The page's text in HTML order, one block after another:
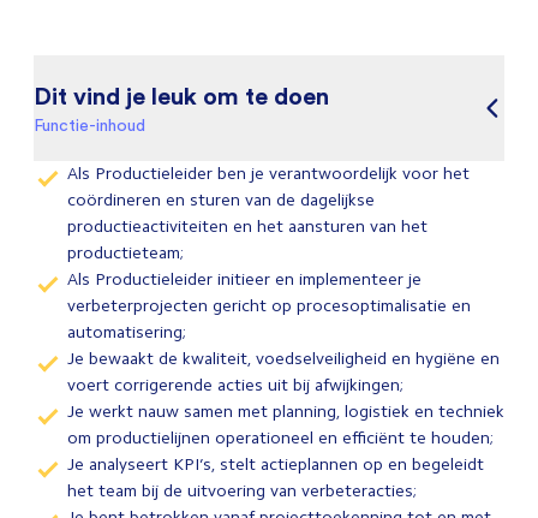
Dit vind je leuk om te doen
Functie-inhoud
Als Productieleider ben je verantwoordelijk voor het
coördineren en sturen van de dagelijkse
productieactiviteiten en het aansturen van het
productieteam;
Als Productieleider initieer en implementeer je
verbeterprojecten gericht op procesoptimalisatie en
automatisering;
Je bewaakt de kwaliteit, voedselveiligheid en hygiëne en
voert corrigerende acties uit bij afwijkingen;
Je werkt nauw samen met planning, logistiek en techniek
om productielijnen operationeel en efficiënt te houden;
Je analyseert KPI’s, stelt actieplannen op en begeleidt
het team bij de uitvoering van verbeteracties;